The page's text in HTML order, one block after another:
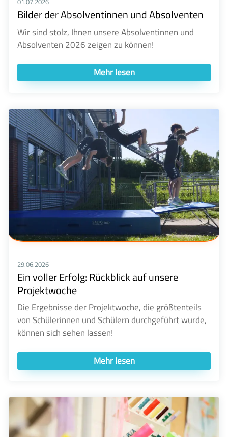
01.07.2026
Bilder der Absolventinnen und Absolventen
Wir sind stolz, Ihnen unsere Absolventinnen und
Absolventen 2026 zeigen zu können!
Mehr lesen
29.06.2026
Ein voller Erfolg: Rückblick auf unsere
Projektwoche
Die Ergebnisse der Projektwoche, die größtenteils
von Schülerinnen und Schülern durchgeführt wurde,
können sich sehen lassen!
Mehr lesen